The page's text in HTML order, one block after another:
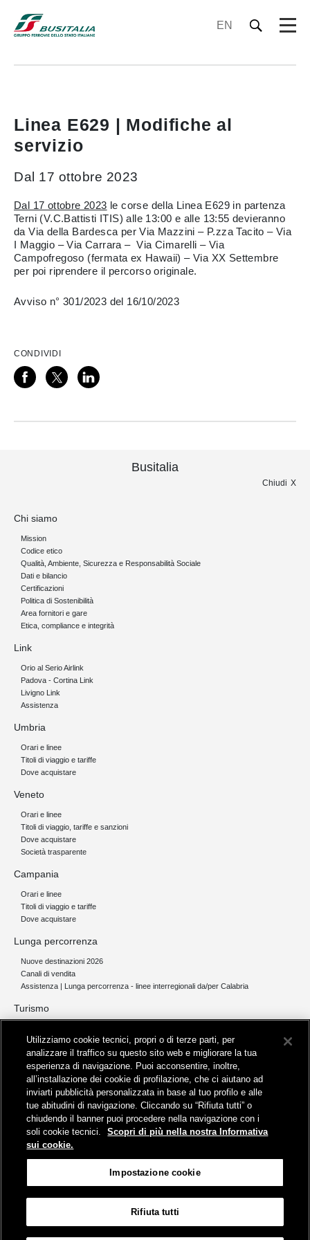
EN
Linea E629 | Modifiche al
servizio
Dal 17 ottobre 2023
Dal 17 ottobre 2023 le corse della Linea E629 in partenza
Terni (V.C.Battisti ITIS) alle 13:00 e alle 13:55 devieranno
da Via della Bardesca per Via Mazzini – P.zza Tacito – Via
I Maggio – Via Carrara – Via Cimarelli – Via
Campofregoso (fermata ex Hawaii) – Via XX Settembre
per poi riprendere il percorso originale.
Avviso n° 301/2023 del 16/10/2023
CONDIVIDI
Busitalia
Chiudi
Chi siamo
Mission
Codice etico
Qualità, Ambiente, Sicurezza e Responsabilità Sociale
Dati e bilancio
Certificazioni
Politica di Sostenibilità
Area fornitori e gare
Etica, compliance e integrità
Link
Orio al Serio Airlink
Padova - Cortina Link
Livigno Link
Assistenza
Umbria
Orari e linee
Titoli di viaggio e tariffe
Dove acquistare
Veneto
Orari e linee
Titoli di viaggio, tariffe e sanzioni
Dove acquistare
Società trasparente
Campania
Orari e linee
Titoli di viaggio e tariffe
Dove acquistare
Lunga percorrenza
Nuove destinazioni 2026
Canali di vendita
Assistenza | Lunga percorrenza - linee interregionali da/per Calabria
Turismo
Servizi per aeroporti
Servizi di noleggio con conducente
Servizio di navigazione sul Lago Trasimeno
News e comunicati stampa
Comunicati stampa
Busitalia – Sita Nord
, Gruppo FS Italiane, è attiva nei servizi di
trasporto locale in Italia ed all'estero, che gestisce direttamente o
attraverso società controllate.
Viale Fratelli Rosselli, 80 - 50123 Firenze
Utilizziamo cookie tecnici, propri o di terze parti, per
analizzare il traffico su questo sito web e migliorare la tua
esperienza di navigazione. Puoi acconsentire, inoltre,
all’installazione dei cookie di profilazione, che ci aiutano ad
inviarti pubblicità personalizzata in base al tuo profilo e alle
tue abitudini di navigazione. Cliccando su “Rifiuta tutti” o
chiudendo il banner puoi procedere nella navigazione con i
soli cookie tecnici.
Scopri di più nella nostra Informativa
sui cookie.
Impostazione cookie
Rifiuta tutti